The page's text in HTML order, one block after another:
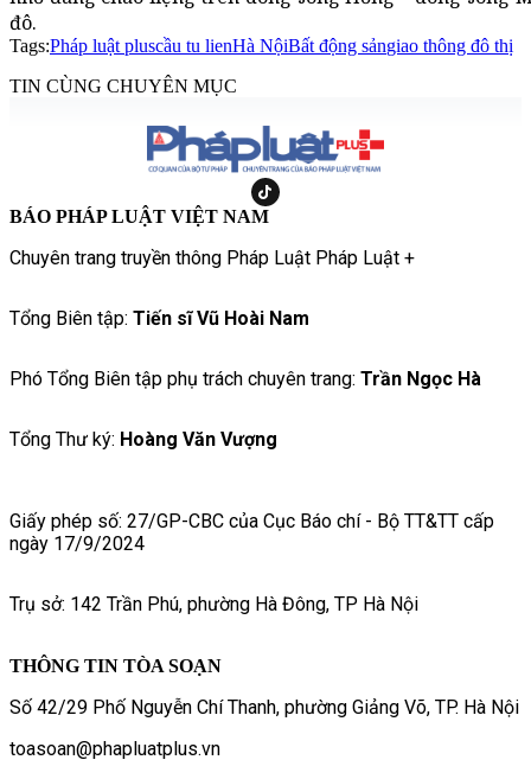
đô.
Tags:Pháp luật pluscầu tu lienHà NộiBất động sảngiao thông đô thị
TIN CÙNG CHUYÊN MỤC
BÁO PHÁP LUẬT VIỆT NAM
Chuyên trang truyền thông Pháp Luật Pháp Luật +
Tổng Biên tập: Tiến sĩ Vũ Hoài Nam
Phó Tổng Biên tập phụ trách chuyên trang: Trần Ngọc Hà
Tổng Thư ký: Hoàng Văn Vượng
Giấy phép số: 27/GP-CBC của Cục Báo chí - Bộ TT&TT cấp
ngày 17/9/2024
Trụ sở: 142 Trần Phú, phường Hà Đông, TP Hà Nội
THÔNG TIN TÒA SOẠN
Số 42/29 Phố Nguyễn Chí Thanh, phường Giảng Võ, TP. Hà Nội
toasoan@phapluatplus.vn